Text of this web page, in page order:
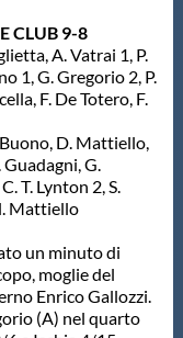
CLUB 9-8
A. Vatrai 1, P.
1, G. Gregorio 2, P.
F. De Totero, F.
D. Mattiello,
G.
T. Lynton 2, S.
Mattiello
un minuto di
moglie del
Enrico Gallozzi.
(A) nel quarto